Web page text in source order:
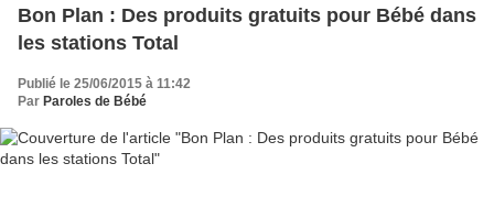
Bon Plan : Des produits gratuits pour Bébé dans
les stations Total
Publié le 25/06/2015 à 11:42
Par Paroles de Bébé